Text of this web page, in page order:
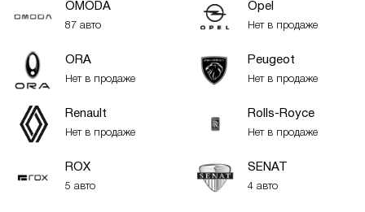
OMODA
87 авто
Opel
Нет в продаже
ORA
Нет в продаже
Peugeot
Нет в продаже
Renault
Нет в продаже
Rolls-Royce
Нет в продаже
ROX
5 авто
SENAT
4 авто